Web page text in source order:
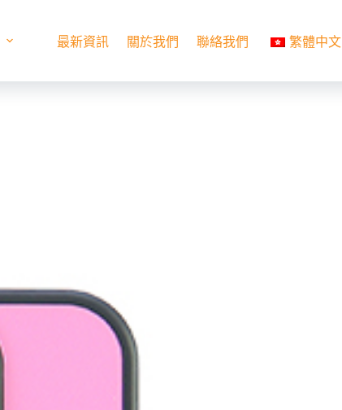
最新資訊 關於我們 聯絡我們 繁體中文